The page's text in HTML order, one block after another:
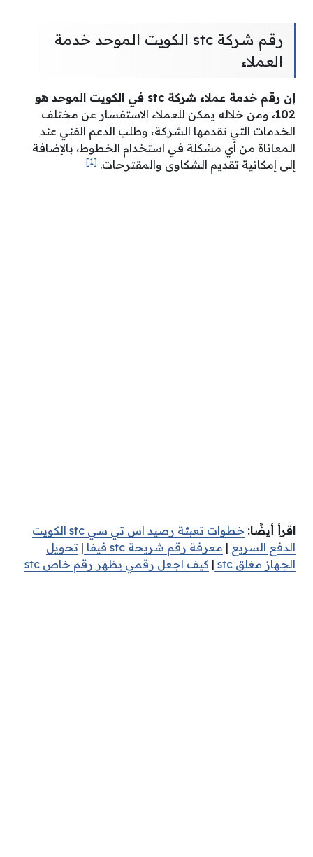
رقم شركة stc الكويت الموحد خدمة
العملاء
إن رقم خدمة عملاء شركة stc في الكويت الموحد هو
102، ومن خلاله يمكن للعملاء الاستفسار عن مختلف
الخدمات التي تقدمها الشركة، وطلب الدعم الفني عند
المعاناة من أي مشكلة في استخدام الخطوط، بالإضافة
إلى إمكانية تقديم الشكاوى والمقترحات. [1]
اقرأ أيضًا:
خطوات تعبئة رصيد اس تي سي‎ stc ‎الكويت
الدفع السريع | معرفة رقم شريحة stc فيفا | تحويل
الجهاز مغلق stc
| كيف اجعل رقمي يظهر رقم خاص stc